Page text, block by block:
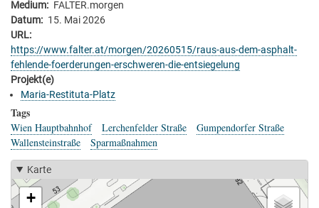
Medium
FALTER.morgen
Datum
15. Mai 2026
URL
https://www.falter.at/morgen/20260515/raus-aus-dem-asphalt-
fehlende-foerderungen-erschweren-die-entsiegelung
Projekt(e)
Maria-Restituta-Platz
Tags
Wien Hauptbahnhof Lerchenfelder Straße
Gumpendorfer Straße
Wallensteinstraße
Sparmaßnahmen
Karte
+